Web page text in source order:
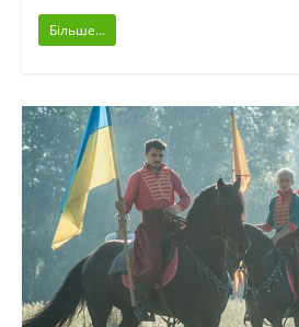
Більше...